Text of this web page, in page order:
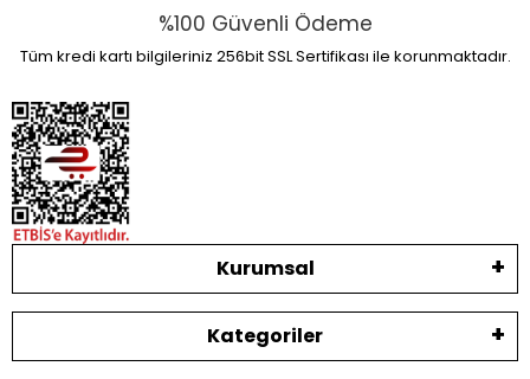
%100 Güvenli Ödeme
Tüm kredi kartı bilgileriniz 256bit SSL Sertifikası ile korunmaktadır.
Kurumsal
Kategoriler